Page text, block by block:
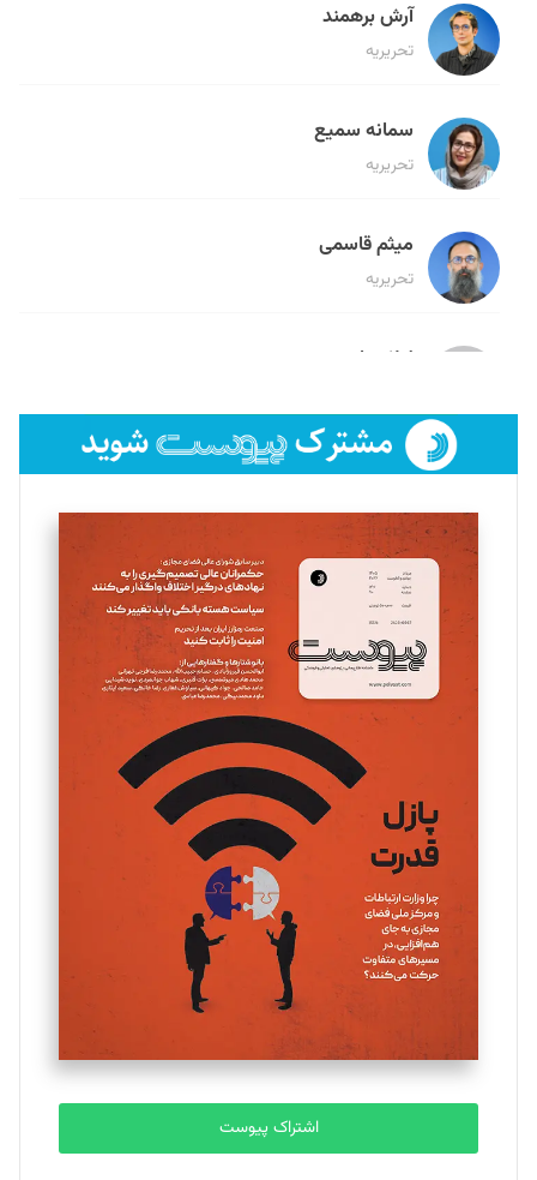
آرش برهمند
تحریریه
سمانه سمیع
تحریریه
میثم قاسمی
تحریریه
لیلا حنارود
فائزه فتحی رستمی
تحریریه
سروش کرمیان
تحریریه
مینا پاکدل
یسنا امان‌پور
تحریریه
ملینا جعفری
تحریریه
مصطفی مسجدی آرانی
تحریریه
بابک نقاش
اشتراک پیوست